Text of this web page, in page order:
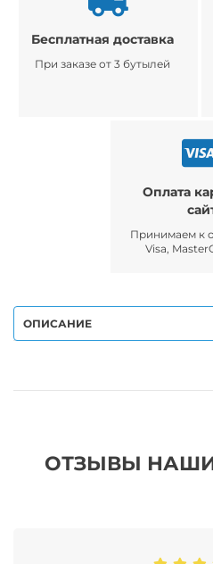
Бесплатная доставка
При заказе от 3 бутылей
Оплата
Принимаем к
Visa,
ОПИСАНИЕ
ОТЗЫВЫ